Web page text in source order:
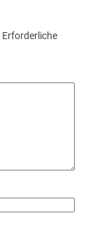
Erforderliche